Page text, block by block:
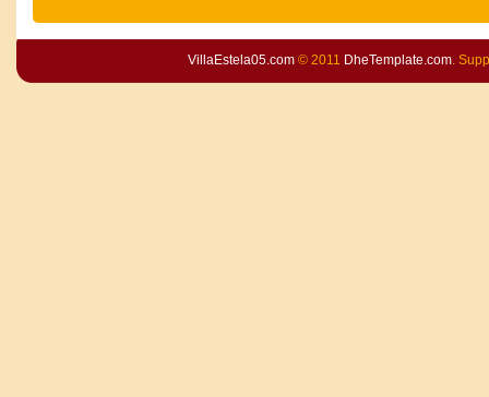
VillaEstela05.com© 2011 DheTemplate.com.